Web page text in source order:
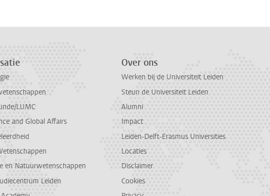
LUMC
and Global Affairs
en Natuurwetenschappen
Leiden
Over ons
Werken bij de Universiteit Leiden
Steun de Universiteit Leiden
Alumni
Impact
Leiden-Delft-Erasmus Universities
Locaties
Disclaimer
Cookies